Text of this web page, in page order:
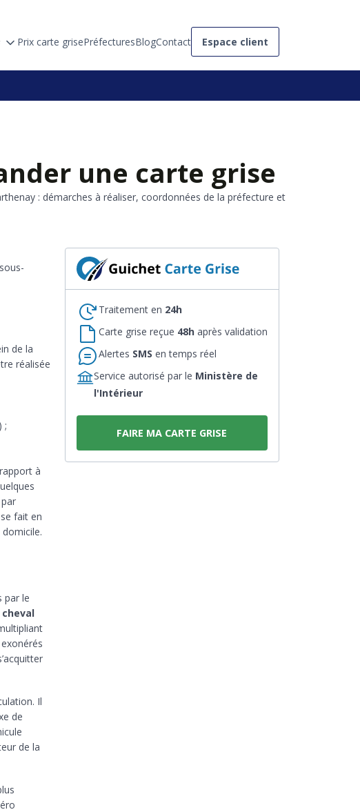
Prix carte grisePréfecturesBlogContact Espace client
une carte grise
: démarches à réaliser, coordonnées de la préfecture et
de la
réalisée
;
à
fait en
par le
Il
de
de la
Traitement en 24h
Carte grise reçue 48haprès validation
Alertes SMS en temps réel
Service autorisé par le Ministère de
l'Intérieur
FAIRE MA CARTE GRISE